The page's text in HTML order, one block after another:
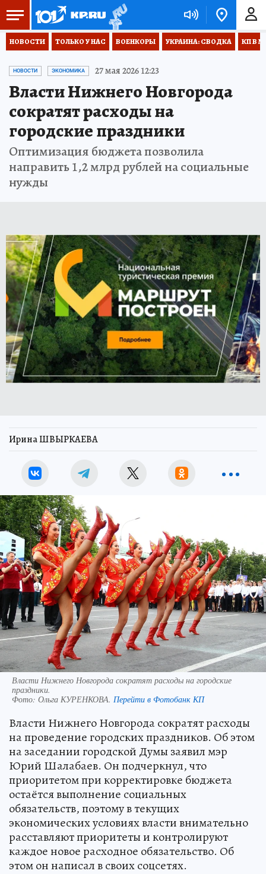
НОВОСТИ ТОЛЬКО У НАС ВОЕНКОРЫ УКРАИНА: СВОДКА КП В
НОВОСТИ ЭКОНОМИКА 27 мая 2026 12:23
Власти Нижнего Новгорода
сократят расходы на
городские праздники
Оптимизация бюджета позволила
направить 1,2 млрд рублей на социальные
нужды
Ирина ШВЫРКАЕВА
Власти Нижнего Новгорода сократят расходы на городские
праздники.
Фото: Ольга КУРЕНКОВА. Перейти в Фотобанк КП
Власти Нижнего Новгорода сократят расходы
на проведение городских праздников. Об этом
на заседании городской Думы заявил мэр
Юрий Шалабаев. Он подчеркнул, что
приоритетом при корректировке бюджета
остаётся выполнение социальных
обязательств, поэтому в текущих
экономических условиях власти внимательно
расставляют приоритеты и контролируют
каждое новое расходное обязательство. Об
этом он написал в своих соцсетях.